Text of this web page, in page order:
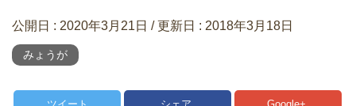
公開日 : 2020年3月21日 / 更新日 : 2018年3月18日
みょうが